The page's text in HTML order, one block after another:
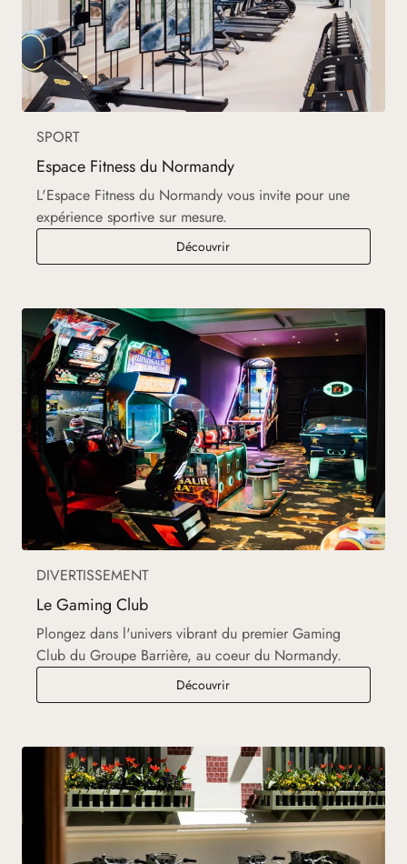
SPORT
Espace Fitness du Normandy
L'Espace Fitness du Normandy vous invite pour une
expérience sportive sur mesure.
DécouvrirEspace Fitness du Normandy
DIVERTISSEMENT
Le Gaming Club
Plongez dans l'univers vibrant du premier Gaming
Club du Groupe Barrière, au coeur du Normandy.
DécouvrirLe Gaming Club